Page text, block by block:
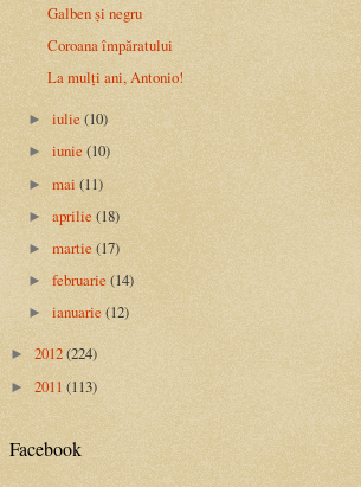
Galben și negru
Coroana împăratului
La mulți ani, Antonio!
►iulie(10)
►iunie(10)
►mai(11)
►aprilie(18)
►martie(17)
►februarie(14)
►ianuarie(12)
► 2012(224)
► 2011 (113)
Facebook